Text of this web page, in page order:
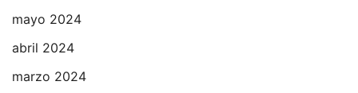
mayo 2024
abril 2024
marzo 2024